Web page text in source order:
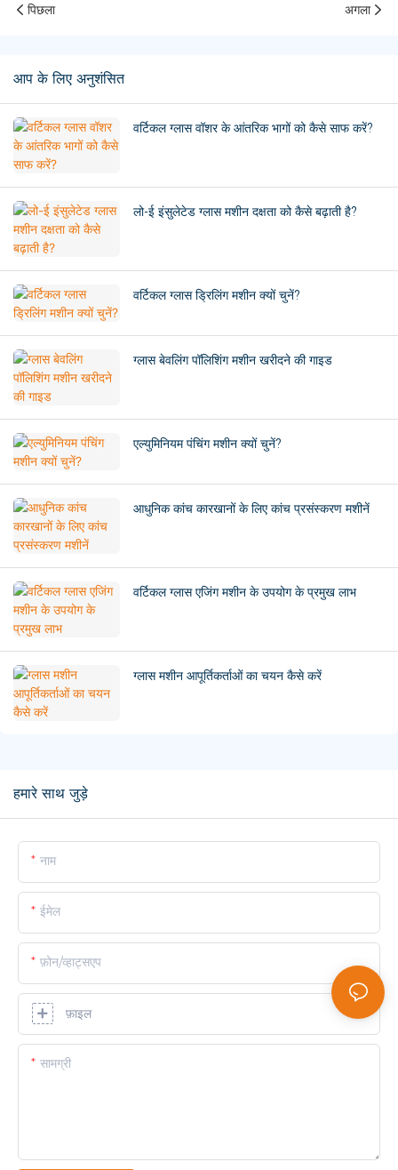
पिछला अगला
आप के लिए अनुशंसित
वर्टिकल ग्लास वॉशर के आंतरिक भागों को कैसे साफ करें?
लो-ई इंसुलेटेड ग्लास मशीन दक्षता को कैसे बढ़ाती है?
वर्टिकल ग्लास ड्रिलिंग मशीन क्यों चुनें?
ग्लास बेवलिंग पॉलिशिंग मशीन खरीदने की गाइड
एल्युमिनियम पंचिंग मशीन क्यों चुनें?
आधुनिक कांच कारखानों के लिए कांच प्रसंस्करण मशीनें
वर्टिकल ग्लास एजिंग मशीन के उपयोग के प्रमुख लाभ
ग्लास मशीन आपूर्तिकर्ताओं का चयन कैसे करें
हमारे साथ जुड़े
नाम
ईमेल
फ़ोन/व्हाट्सएप
फ़ाइल
सामग्री